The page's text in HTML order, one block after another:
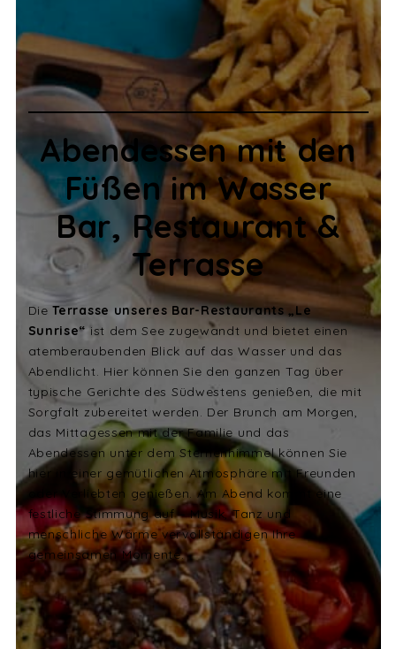
Abendessen mit den
Füßen im Wasser
Bar, Restaurant &
Terrasse
DieTerrasse unseres Bar-Restaurants „Le
Sunrise“ist dem See zugewandt und bietet einen
atemberaubenden Blick auf das Wasser und das
Abendlicht. Hier können Sie den ganzen Tag über
typische Gerichte des Südwestens genießen, die mit
Sorgfalt zubereitet werden. Der Brunch am Morgen,
das Mittagessen mit der Familie und das
Abendessen unter dem Sternenhimmel können Sie
hier in einer gemütlichen Atmosphäre mit Freunden
oder Verliebten genießen. Am Abend kommt eine
festliche Stimmung auf – Musik, Tanz und
menschliche Wärme vervollständigen Ihre
gemeinsamen Momente.